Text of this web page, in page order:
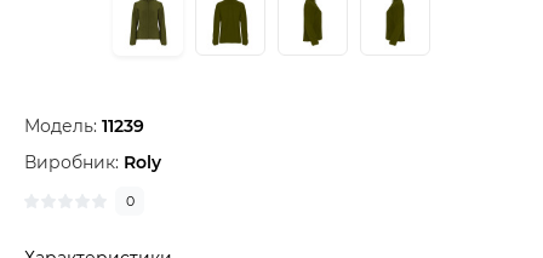
Модель: 11239
Виробник: Roly
0